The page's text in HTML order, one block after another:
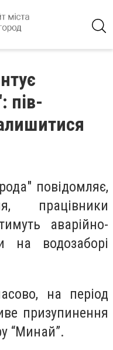
пів-
повідомляє,
працівники
аварійно-
на водозаборі
на період
призупинення
“Минай”.